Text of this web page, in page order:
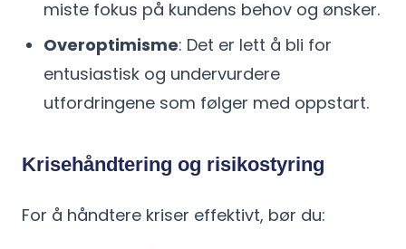
miste fokus på kundens behov og ønsker.
Overoptimisme: Det er lett å bli for
entusiastisk og undervurdere
utfordringene som følger med oppstart.
Krisehåndtering og risikostyring
For å håndtere kriser effektivt, bør du: